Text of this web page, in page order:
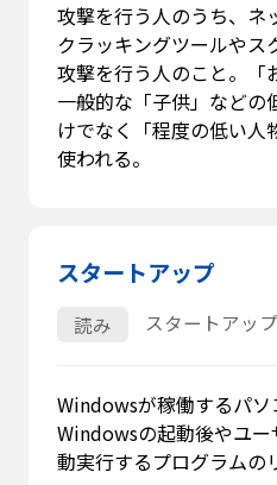
攻撃を行う人のうち、ネ
クラッキングツールやス
攻撃を行う人のこと。
一般的な「子供」などの
けでなく「程度の低い人
使われる。
スタートアップ
読み スタートアップ
Windowsが稼働するパソ
Windowsの起動後やユ
動実行するプログラムの